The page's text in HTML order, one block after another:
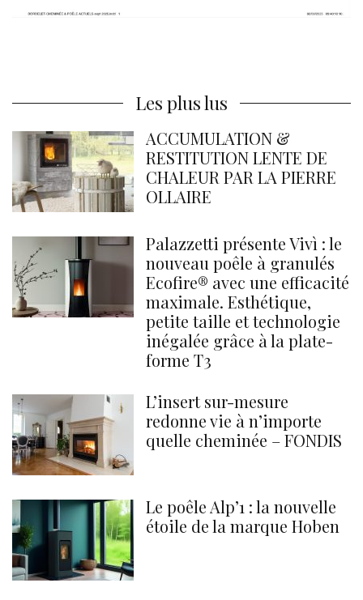
Les plus lus
ACCUMULATION &
RESTITUTION LENTE DE
CHALEUR PAR LA PIERRE
OLLAIRE
Palazzetti présente Vivì : le
nouveau poêle à granulés
Ecofire® avec une efficacité
maximale. Esthétique,
petite taille et technologie
inégalée grâce à la plate-
forme T3
L’insert sur-mesure
redonne vie à n’importe
quelle cheminée – FONDIS
Le poêle Alp’1 : la nouvelle
étoile de la marque Hoben